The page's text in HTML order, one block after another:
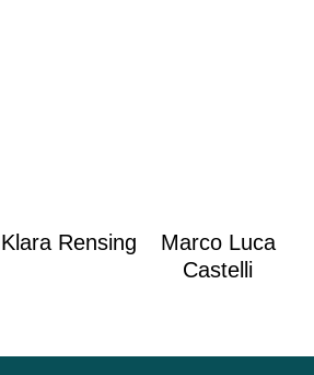
Klara Rensing
Marco Luca
Castelli